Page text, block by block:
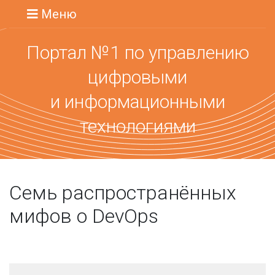
Меню
Портал №1 по управлению
цифровыми
и информационными
технологиями
Семь распространённых
мифов о DevOps